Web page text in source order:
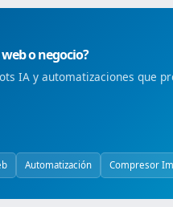
o negocio?
IA y automatizaciones que
Automatización Compresor